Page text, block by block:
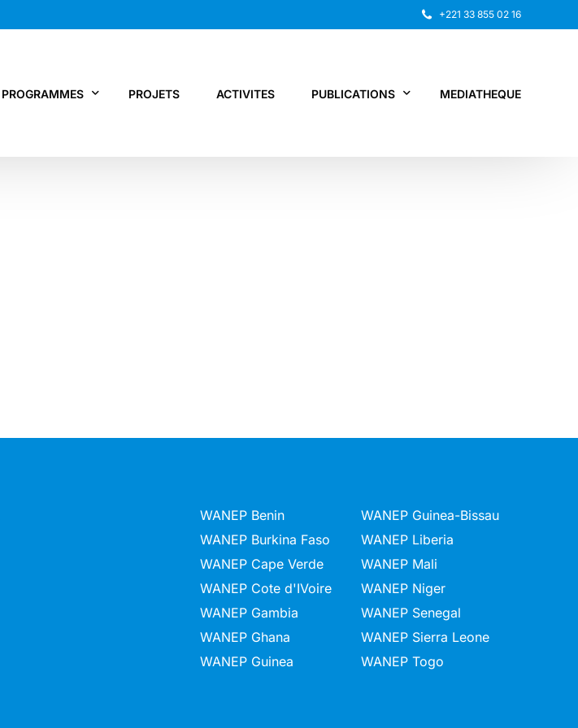
+221 33 855 02 16
PROGRAMMES PROJETS ACTIVITES PUBLICATIONS MEDIATHEQUE
WANEP Benin
WANEP Burkina Faso
WANEP Cape Verde
WANEP Cote d'IVoire
WANEP Gambia
WANEP Ghana
WANEP Guinea
WANEP Guinea-Bissau
WANEP Liberia
WANEP Mali
WANEP Niger
WANEP Senegal
WANEP Sierra Leone
WANEP Togo